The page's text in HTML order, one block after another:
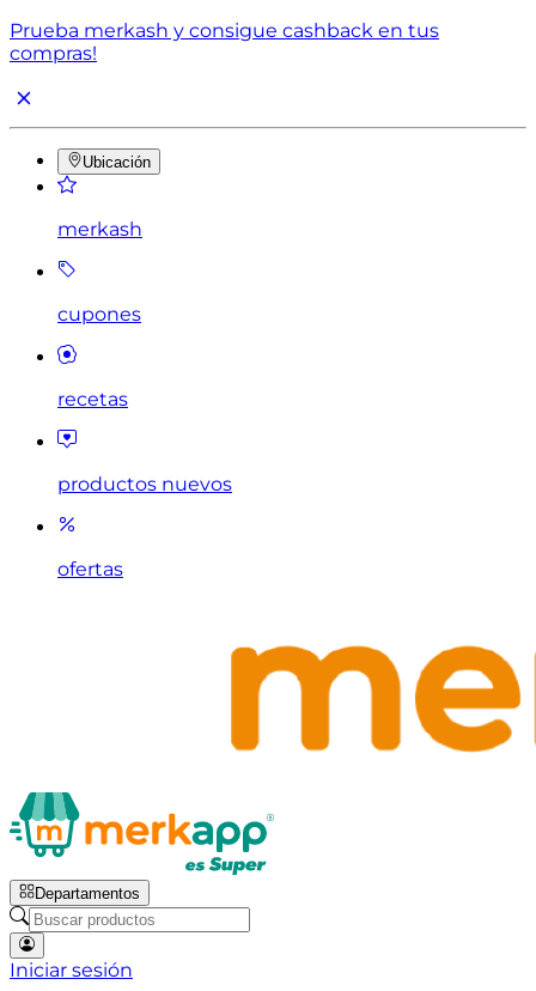
Prueba merkash y consigue cashback en tus
compras!
Ubicación
merkash
cupones
recetas
productos nuevos
ofertas
Departamentos
Iniciar sesión